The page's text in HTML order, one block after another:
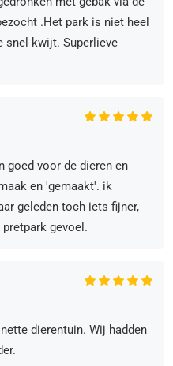
.Het park is niet heel
snel kwijt. Superlieve
goed voor de dieren en
en 'gemaakt'. ik
geleden toch iets fijner,
gevoel.
dierentuin. Wij hadden